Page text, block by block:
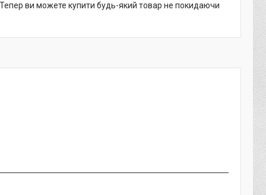
Тепер ви можете купити будь-який товар не покидаючи